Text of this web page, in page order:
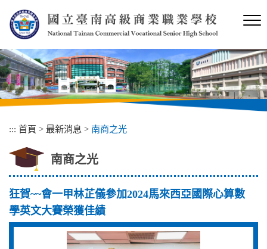
內
容
區
塊
::: 首頁 > 最新消息 > 南商之光
南商之光
狂賀~~會一甲林芷儀參加2024馬來西亞國際心算數
學英文大賽榮獲佳績